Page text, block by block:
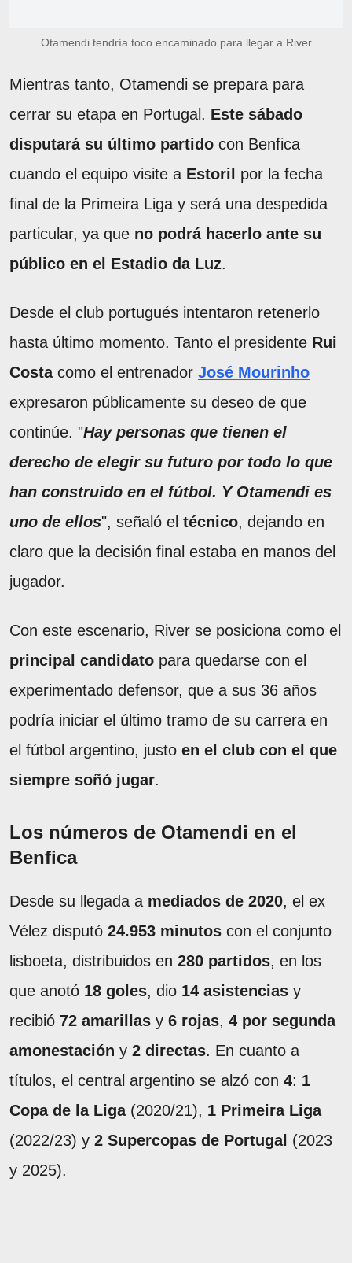
Otamendi tendría toco encaminado para llegar a River
Mientras tanto, Otamendi se prepara para
cerrar su etapa en Portugal. Este sábado
disputará su último partido con Benfica
cuando el equipo visite a Estoril por la fecha
final de la Primeira Liga y será una despedida
particular, ya que no podrá hacerlo ante su
público en el Estadio da Luz.
Desde el club portugués intentaron retenerlo
hasta último momento. Tanto el presidente Rui
Costacomo el entrenador José Mourinho
expresaron públicamente su deseo de que
continúe. "Hay personas que tienen el
derecho de elegir su futuro por todo lo que
han construido en el fútbol. Y Otamendi es
uno de ellos", señaló el técnico, dejando en
claro que la decisión final estaba en manos del
jugador.
Con este escenario, River se posiciona como el
principal candidato para quedarse con el
experimentado defensor, que a sus 36 años
podría iniciar el último tramo de su carrera en
el fútbol argentino, justo en el club con el que
siempre soñó jugar.
Los números de Otamendi en el
Benfica
Desde su llegada a mediados de 2020, el ex
Vélez disputó 24.953 minutos con el conjunto
lisboeta, distribuidos en 280 partidos, en los
que anotó 18 goles, dio 14 asistencias y
recibió 72 amarillas y 6 rojas, 4 por segunda
amonestación y 2 directas. En cuanto a
títulos, el central argentino se alzó con 4: 1
Copa de la Liga(2020/21), 1 Primeira Liga
(2022/23) y 2 Supercopas de Portugal (2023
y 2025).